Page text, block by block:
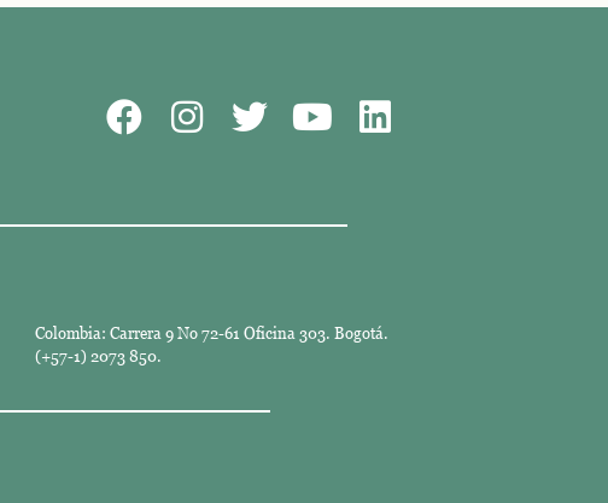
Colombia: Carrera 9 No 72-61 Oficina 303. Bogotá.
(+57-1) 2073 850.